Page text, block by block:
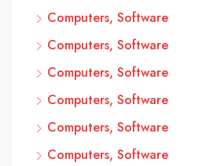
Computers, Software
Computers, Software
Computers, Software
Computers, Software
Computers, Software
Computers, Software